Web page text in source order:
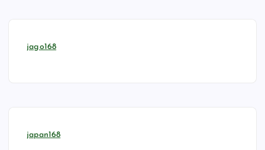
jago168
japan168